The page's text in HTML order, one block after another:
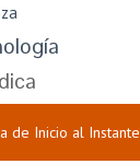
de Inicio al Instante